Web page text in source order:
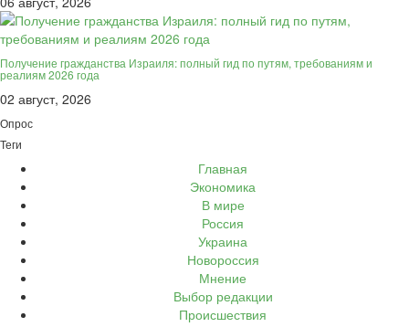
Получение гражданства Израиля: полный гид по путям, требованиям и
реалиям 2026 года
02 август, 2026
Опрос
Теги
Главная
Экономика
В мире
Россия
Украина
Новороссия
Мнение
Выбор редакции
Происшествия